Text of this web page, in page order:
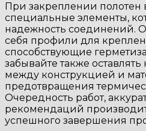
При закреплении полотен
специальные элементы,
надежность соединений.
себя профили для
способствующие
забывайте также
между конструкцией и
предотвращения
Очередность работ,
рекомендаций
успешного завершения